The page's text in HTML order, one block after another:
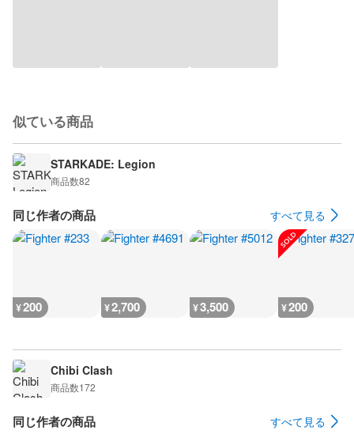
似ている商品
STARKADE: Legion
商品数82
同じ作者の商品 すべて見る
¥200 ¥2,700 ¥3,500 ¥200
Chibi Clash
商品数172
同じ作者の商品 すべて見る